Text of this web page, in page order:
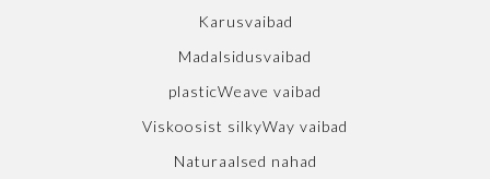
Karusvaibad
Madalsidusvaibad
plasticWeave vaibad
Viskoosist silkyWay vaibad
Naturaalsed nahad